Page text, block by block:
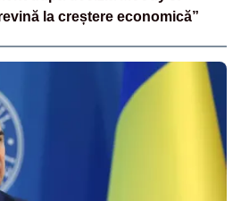
la creștere economică”